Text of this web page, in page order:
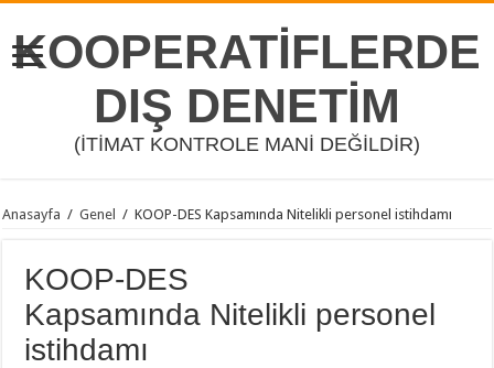
KOOPERATİFLERDE
DIŞ DENETİM
(İTİMAT KONTROLE MANİ DEĞİLDİR)
Anasayfa / Genel / KOOP-DES Kapsamında Nitelikli personel istihdamı
KOOP-DES
Kapsamında Nitelikli personel
istihdamı